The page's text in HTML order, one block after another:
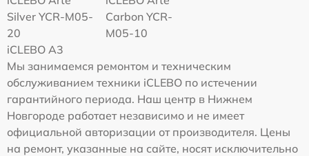
Silver YCR-M05-
20
Carbon YCR-
M05-10
iCLEBO A3
Мы занимаемся ремонтом и техническим
обслуживанием техники iCLEBO по истечении
гарантийного периода. Наш центр в Нижнем
Новгороде работает независимо и не имеет
официальной авторизации от производителя. Цены
на ремонт, указанные на сайте, носят исключительно